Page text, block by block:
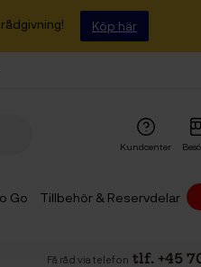
Köp här
Kundcenter
Go Tillbehör & Reservdelar
Få råd via telefon tlf. +45